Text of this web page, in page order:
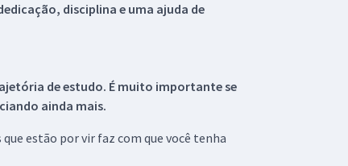
disciplina e uma ajuda de
de estudo. É muito importante se
ainda mais.
estão por vir faz com que você tenha